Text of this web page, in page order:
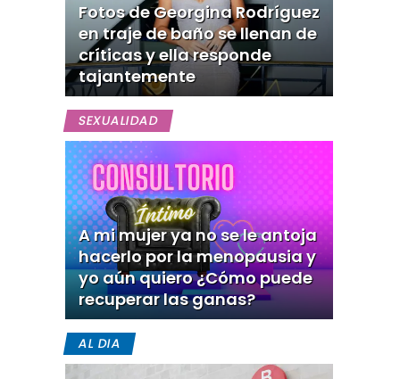
Fotos de Georgina Rodríguez
en traje de baño se llenan de
críticas y ella responde
tajantemente
SEXUALIDAD
A mi mujer ya no se le antoja
hacerlo por la menopausia y
yo aún quiero ¿Cómo puede
recuperar las ganas?
AL DIA